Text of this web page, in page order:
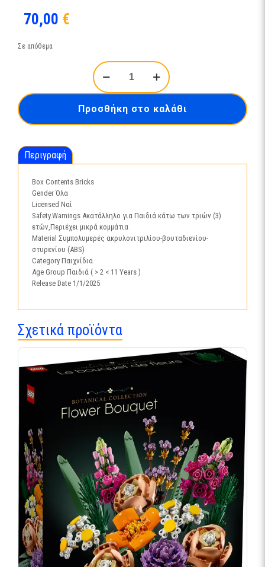
70,00 €
Σε απόθεμα
LEGO®
Friends:
Στέκι
Δεντρόσπιτο
Φιλίας
Προσθήκη στο καλάθι
Περιγραφή
Box Contents Bricks
Gender Όλα
Licensed Ναί
Safety.Warnings Ακατάλληλο για Παιδιά κάτω των τριών (3)
ετών,Περιέχει μικρά κομμάτια
Material Συμπολυμερές ακρυλονιτριλίου-βουταδιενίου-
στυρενίου (ABS)
Category Παιχνίδια
Age Group Παιδιά ( > 2 < 11 Years )
Release Date 1/1/2025
Σχετικά προϊόντα